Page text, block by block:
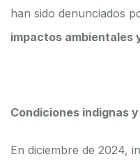
han sido denunciados
impactos ambientales
Condiciones indignas
En diciembre de 2024,